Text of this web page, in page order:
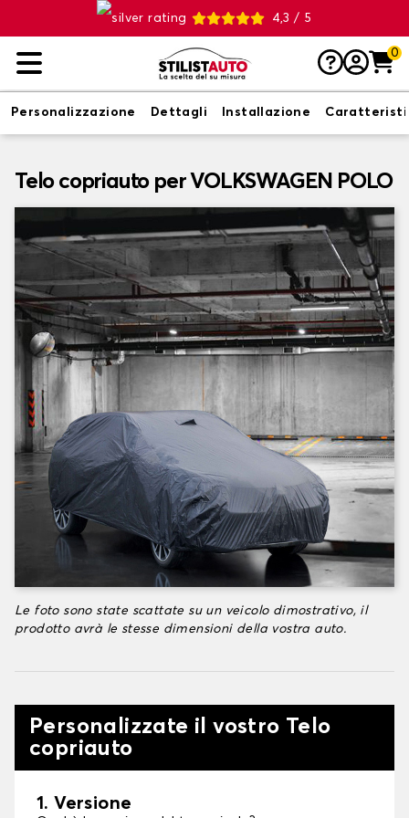
4,3 / 5
0
Personalizzazione Dettagli Installazione
Telo copriauto per VOLKSWAGEN POLO
Le foto sono state scattate su un veicolo dimostrativo, il
prodotto avrà le stesse dimensioni della vostra auto.
Personalizzate il vostro Telo
copriauto
1. Versione